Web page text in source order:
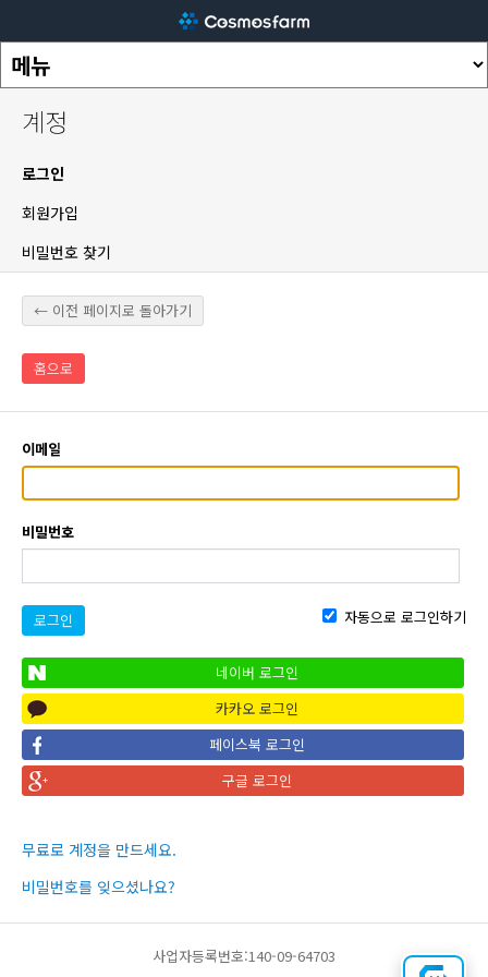
계정
로그인
회원가입
비밀번호 찾기
← 이전 페이지로 돌아가기
홈으로
이메일
비밀번호
로그인 자동으로 로그인하기
네이버 로그인
카카오 로그인
페이스북 로그인
구글 로그인
무료로 계정을 만드세요.
비밀번호를 잊으셨나요?
사업자등록번호:140-09-64703